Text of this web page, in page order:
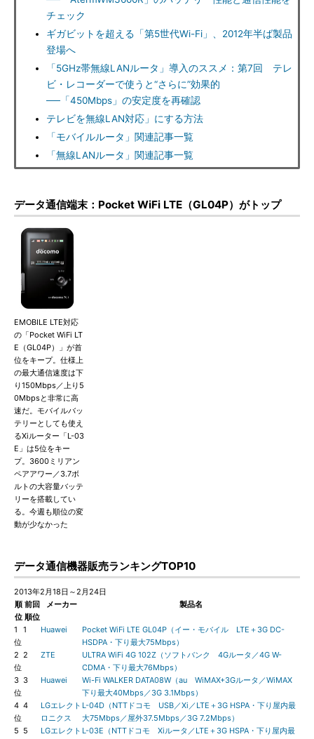
チェック
ギガビットを超える「第5世代Wi-Fi」、2012年半ば製品
登場へ
「5GHz帯無線LANルータ」導入のススメ：第7回 テレ
ビ・レコーダーで使うと“さらに”効果的
──「450Mbps」の安定度を再確認
テレビを無線LAN対応」にする方法
「モバイルルータ」関連記事一覧
「無線LANルータ」関連記事一覧
データ通信端末：Pocket WiFi LTE（GL04P）がトップ
EMOBILE LTE対応
の「Pocket WiFi LT
E（GL04P）」が首
位をキープ。仕様上
の最大通信速度は下
り150Mbps／上り5
0Mbpsと非常に高
速だ。モバイルバッ
テリーとしても使え
るXiルーター「L-03
E」は5位をキー
プ。3600ミリアン
ペアアワー／3.7ボ
ルトの大容量バッテ
リーを搭載してい
る。今週も順位の変
動が少なかった
データ通信機器販売ランキングTOP10
2013年2月18日～2月24日
順
位
前回
順位
メーカー 製品名
1
位
1 Huawei
Pocket WiFi LTE GL04P（イー・モバイル LTE＋3G DC-
HSDPA・下り最大75Mbps）
2
位
2 ZTE
ULTRA WiFi 4G 102Z（ソフトバンク 4Gルータ／4G W-
CDMA・下り最大76Mbps）
3
位
3 Huawei
Wi-Fi WALKER DATA08W（au WiMAX+3Gルータ／WiMAX
下り最大40Mbps／3G 3.1Mbps）
4
位
4
LGエレクト
ロニクス
L-04D（NTTドコモ USB／Xi／LTE＋3G HSPA・下り屋内最
大75Mbps／屋外37.5Mbps／3G 7.2Mbps）
5 5
LGエレクト L-03E（NTTドコモ Xiルータ／LTE＋3G HSPA・下り屋内最